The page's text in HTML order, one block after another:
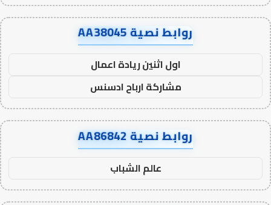
روابط نصية AA38045
اول اثنين ريادة اعمال
مشاركة ارباح ادسنس
روابط نصية AA86842
عالم الشباب